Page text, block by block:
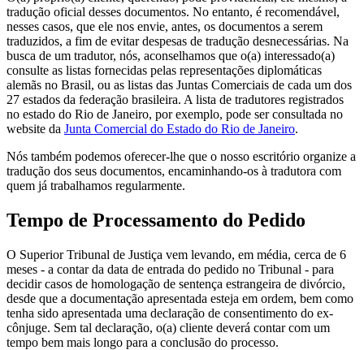
tradução oficial desses documentos. No entanto, é recomendável,
nesses casos, que ele nos envie, antes, os documentos a serem
traduzidos, a fim de evitar despesas de tradução desnecessárias. Na
busca de um tradutor, nós, aconselhamos que o(a) interessado(a)
consulte as listas fornecidas pelas representações diplomáticas
alemãs no Brasil, ou as listas das Juntas Comerciais de cada um dos
27 estados da federação brasileira. A lista de tradutores registrados
no estado do Rio de Janeiro, por exemplo, pode ser consultada no
website da Junta Comercial do Estado do Rio de Janeiro.
Nós também podemos oferecer-lhe que o nosso escritório organize a
tradução dos seus documentos, encaminhando-os à tradutora com
quem já trabalhamos regularmente.
Tempo de Processamento do Pedido
O Superior Tribunal de Justiça vem levando, em média, cerca de 6
meses - a contar da data de entrada do pedido no Tribunal - para
decidir casos de homologação de sentença estrangeira de divórcio,
desde que a documentação apresentada esteja em ordem, bem como
tenha sido apresentada uma declaração de consentimento do ex-
cônjuge. Sem tal declaração, o(a) cliente deverá contar com um
tempo bem mais longo para a conclusão do processo.